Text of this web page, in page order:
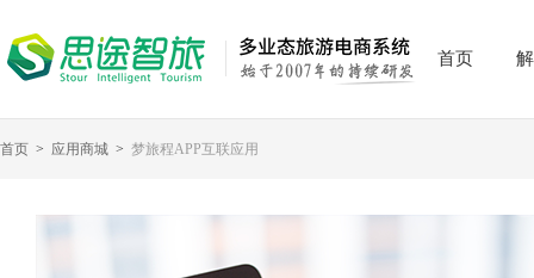
首页
首页 > 应用商城 > 梦旅程APP互联应用